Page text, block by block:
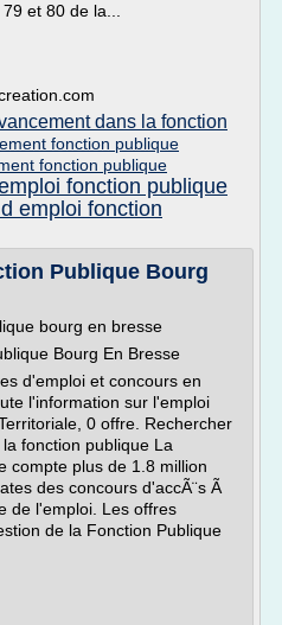
et 80 de la...
dans la fonction
fonction publique
fonction publique
fonction publique
emploi fonction
Publique Bourg
bourg en bresse
Bourg En Bresse
d'emploi et concours en
l'information sur l'emploi
0 offre. Rechercher
fonction publique La
compte plus de 1.8 million
des concours d'accÃ¨s Ã
de l'emploi. Les offres
de la Fonction Publique